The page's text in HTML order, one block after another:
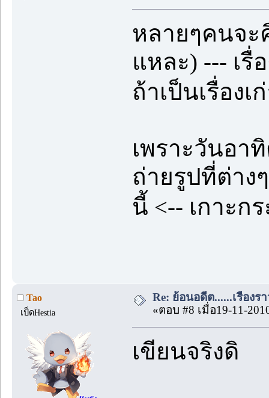
หลายๆคนจะ
แหละ) --- เรื่
ถ้าเป็นเรื่อง
เพราะวันอา
ถ่ายรูปที่ต่าง
นี้ <-- เกาะ
Tao
เป็ดHestia
Re: ย้อนอดีต......เรื่องร
«ตอบ #8 เมื่อ19-11-
เขียนจริงดิ